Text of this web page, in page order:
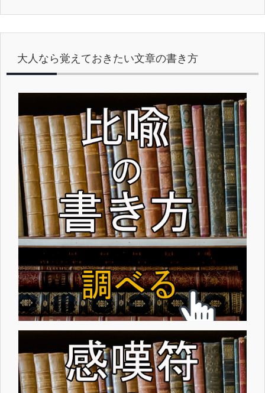
大人なら覚えておきたい文章の書き方